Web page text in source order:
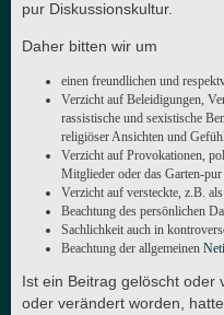
pur Diskussionskultur.
Daher bitten wir um
einen freundlichen und
Verzicht auf Beleidigungen,
rassistische und sexistische
religiöser Ansichten und
Verzicht auf Provokationen,
Mitglieder oder das Garten-
Verzicht auf versteckte, z.B.
Beachtung des persönlichen
Sachlichkeit auch in
Beachtung der allgemeinen
Ist ein Beitrag gelöscht oder
oder verändert worden,